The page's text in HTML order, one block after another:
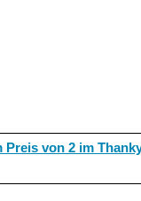
Preis von 2 im